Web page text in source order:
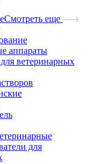
Смотреть еще
аппараты
ветеринарных
для